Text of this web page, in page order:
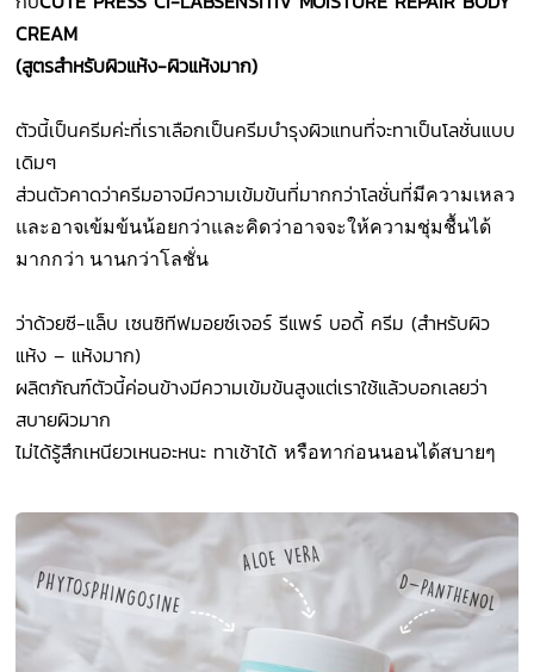
CREAM
(สูตรสำหรับผิวแห้ง-ผิวแห้งมาก)
ตัวนี้เป็นครีมค่ะที่เราเลือกเป็นครีมบำรุงผิวแทนที่จะทาเป็นโลชั่นแบบ
เดิมๆ
ส่วนตัวคาดว่าครีมอาจมีความเข้มข้นที่มากกว่าโลชั่นที่มีความเหลว
และอาจเข้มข้นน้อยกว่าและคิดว่าอาจจะให้ความชุ่มชื้นได้
มากกว่า นานกว่าโลชั่น
ว่าด้วยซี-แล็บ เซนซิทีฟมอยซ์เจอร์ รีแพร์ บอดี้ ครีม (สำหรับผิว
แห้ง – แห้งมาก)
ผลิตภัณฑ์ตัวนี้ค่อนข้างมีความเข้มข้นสูงแต่เราใช้แล้วบอกเลยว่า
สบายผิวมาก
ไม่ได้รู้สึกเหนียวเหนอะหนะ ทาเช้าได้หรือทาก่อนนอนได้สบายๆ